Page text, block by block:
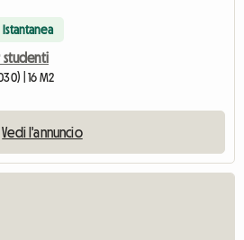
Istantanea
studenti
| 16 M2
Vedi l'annuncio